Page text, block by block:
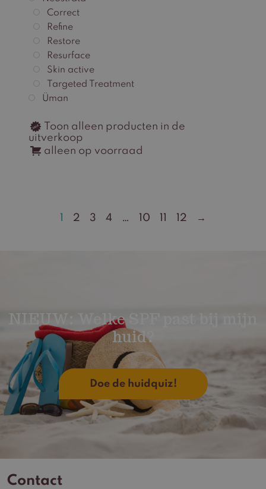
Correct
Refine
Restore
Resurface
Skin active
Targeted Treatment
Üman
Toon alleen producten in de
uitverkoop
alleen op voorraad
1 2 3 4 … 10 11 12 →
NIEUW: Welke SPF past bij mijn
huid?
Doe de huidquiz!
Contact